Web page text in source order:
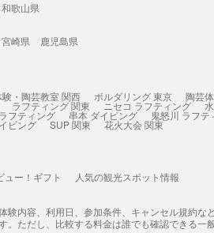
和歌山県
宮崎県
鹿児島県
・陶芸教室 関西 ボルダリング 東京 陶芸
ラフティング 関東 ニセコ ラフティング
フティング 串本 ダイビング 鬼怒川 ラフテ
ビング SUP 関東 花火大会 関東
ュー！ギフト 人気の観光スポット情報
内容、利用日、参加条件、キャンセル規約
ただし、比較する料金は誰でも確認できる一